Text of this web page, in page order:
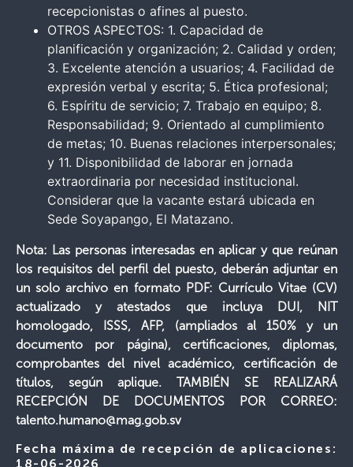
recepcionistas o afines al puesto.
OTROS ASPECTOS: 1. Capacidad de
planificación y organización; 2. Calidad y orden;
3. Excelente atención a usuarios; 4. Facilidad de
expresión verbal y escrita; 5. Ética profesional;
6. Espíritu de servicio; 7. Trabajo en equipo; 8.
Responsabilidad; 9. Orientado al cumplimiento
de metas; 10. Buenas relaciones interpersonales;
y 11. Disponibilidad de laborar en jornada
extraordinaria por necesidad institucional.
Considerar que la vacante estará ubicada en
Sede Soyapango, El Matazano.
Nota: Las personas interesadas en aplicar y que reúnan
los requisitos del perfil del puesto, deberán adjuntar en
un solo archivo en formato PDF: Currículo Vitae (CV)
actualizado y atestados que incluya DUI, NIT
homologado, ISSS, AFP, (ampliados al 150% y un
documento por página), certificaciones, diplomas,
comprobantes del nivel académico, certificación de
títulos, según aplique. TAMBIÉN SE REALIZARÁ
RECEPCIÓN DE DOCUMENTOS POR CORREO:
talento.humano@mag.gob.sv
Fecha máxima de recepción de aplicaciones: